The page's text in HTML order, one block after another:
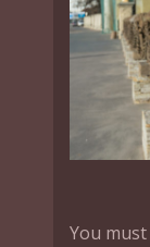
You